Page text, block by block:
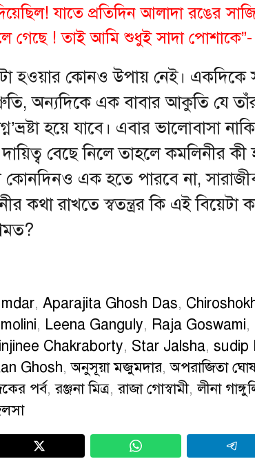
যাতে প্রতিদিন আলাদা রঙের
গেছে ! তাই আমি শুধুই সাদা পোশাকে”-
হওয়ার কোনও উপায় নেই। একদিকে
অন্যদিকে এক বাবার আকুতি যে
হয়ে যাবে। এবার ভালোবাসা
দায়িত্ব বেছে নিলে তাহলে কমলিনীর
কোনদিনও এক হতে পারবে না,
কথা রাখতে স্বতন্ত্রর কি এই বিয়েটা
, Aparajita Ghosh Das,
, Leena Ganguly, Raja Goswami,
Chakraborty, Star Jalsha, sudip
Ghosh,অনুসূয়া মজুমদার,অপরাজিতা
পর্ব,রঞ্জনা মিত্র,রাজা গোস্বামী,লীনা